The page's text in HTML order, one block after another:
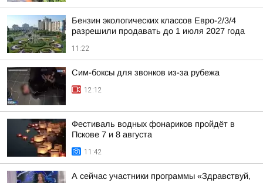
Бензин экологических классов Евро-2/3/4
разрешили продавать до 1 июля 2027 года
11:22
Сим-боксы для звонков из-за рубежа
12:12
Фестиваль водных фонариков пройдёт в
Пскове 7 и 8 августа
11:42
А сейчас участники программы «Здравствуй,